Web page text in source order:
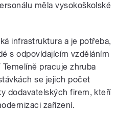
měla vysokoškolské
infrastruktura a je potřeba,
s odpovídajícím vzděláním
pracuje zhruba
se jejich počet
dodavatelských firem, kteří
zařízení.